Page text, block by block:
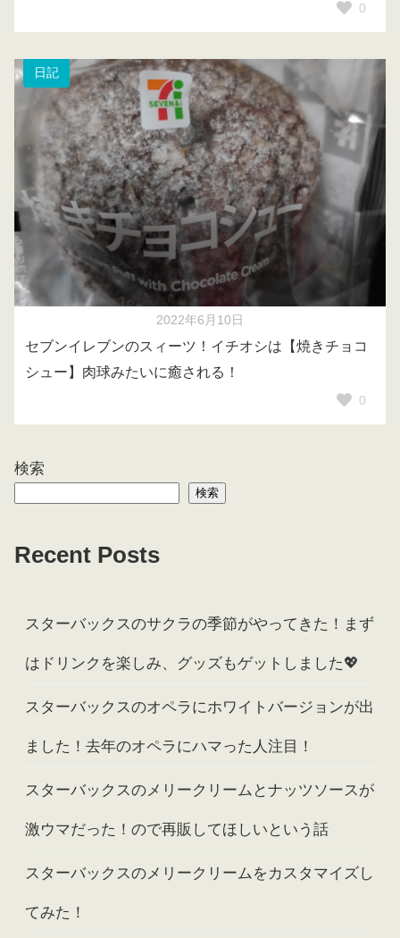
0
日記
2022年6月10日
セブンイレブンのスィーツ！イチオシは【焼きチョコ
シュー】肉球みたいに癒される！
0
検索
検索
Recent Posts
スターバックスのサクラの季節がやってきた！まず
はドリンクを楽しみ、グッズもゲットしました💖
スターバックスのオペラにホワイトバージョンが出
ました！去年のオペラにハマった人注目！
スターバックスのメリークリームとナッツソースが
激ウマだった！ので再販してほしいという話
スターバックスのメリークリームをカスタマイズし
てみた！